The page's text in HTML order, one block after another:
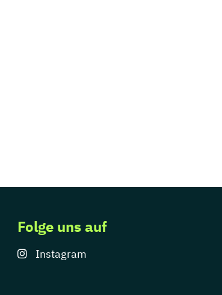
Folge uns auf
Instagram